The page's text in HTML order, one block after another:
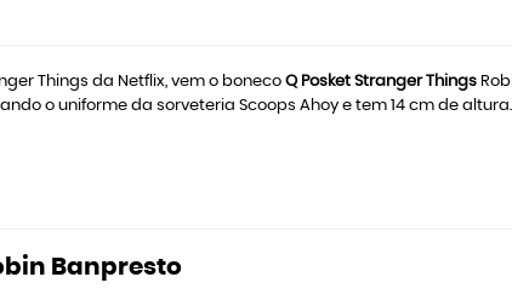
Things da Netflix, vem o boneco Q Posket Stranger Things
o uniforme da sorveteria Scoops Ahoy e tem 14 cm de altura.
Banpresto